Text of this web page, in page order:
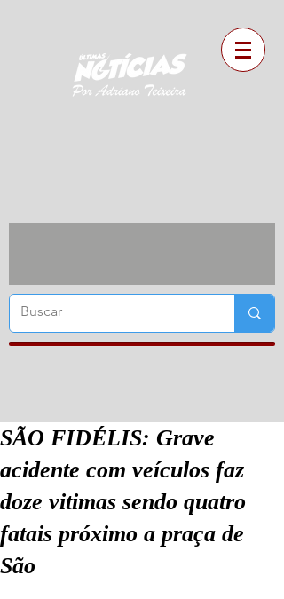
SÃO FIDÉLIS: Grave
acidente com veículos faz
doze vitimas sendo quatro
fatais próximo a praça de
São